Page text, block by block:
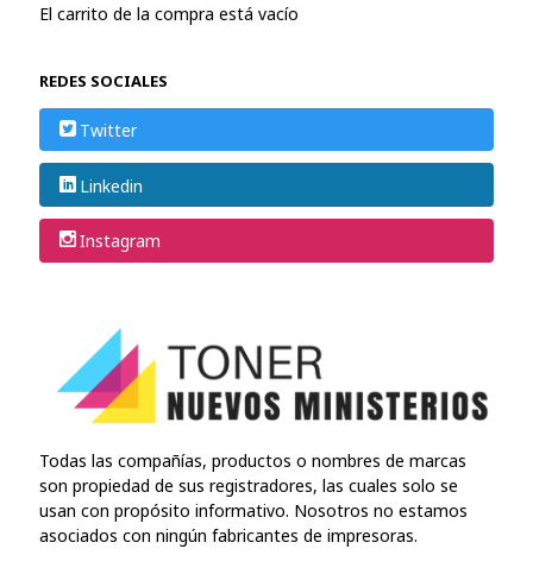
El carrito de la compra está vacío
REDES SOCIALES
Twitter
Linkedin
Instagram
Todas las compañías, productos o nombres de marcas
son propiedad de sus registradores, las cuales solo se
usan con propósito informativo. Nosotros no estamos
asociados con ningún fabricantes de impresoras.